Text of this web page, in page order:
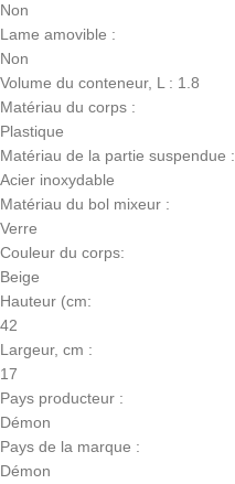
Non
Lame amovible :
Non
Volume du conteneur, L : 1.8
Matériau du corps :
Plastique
Matériau de la partie suspendue :
Acier inoxydable
Matériau du bol mixeur :
Verre
Couleur du corps:
Beige
Hauteur (cm:
42
Largeur, cm :
17
Pays producteur :
Démon
Pays de la marque :
Démon